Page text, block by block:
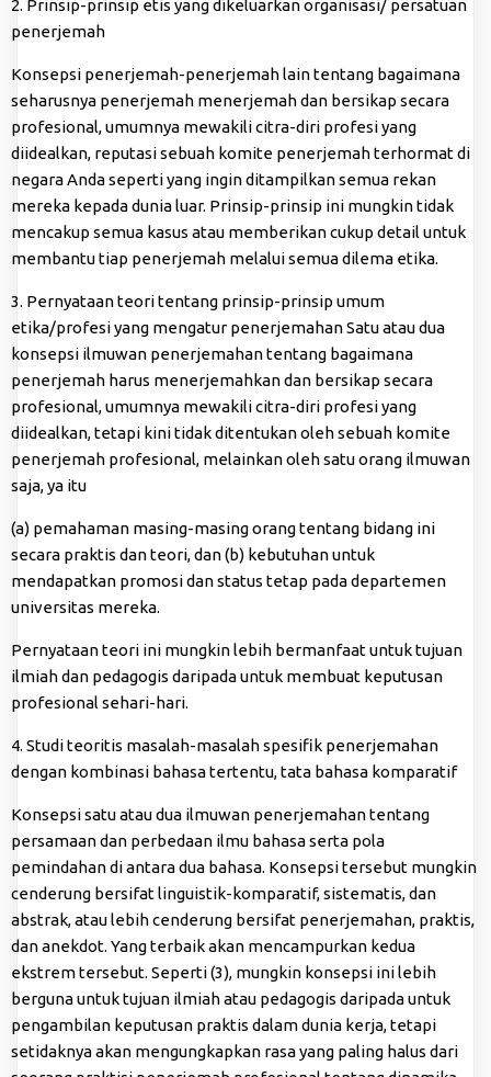
2. Prinsip-prinsip etis yang dikeluarkan organisasi/ persatuan
penerjemah
Konsepsi penerjemah-penerjemah lain tentang bagaimana
seharusnya penerjemah menerjemah dan bersikap secara
profesional, umumnya mewakili citra-diri profesi yang
diidealkan, reputasi sebuah komite penerjemah terhormat di
negara Anda seperti yang ingin ditampilkan semua rekan
mereka kepada dunia luar. Prinsip-prinsip ini mungkin tidak
mencakup semua kasus atau memberikan cukup detail untuk
membantu tiap penerjemah melalui semua dilema etika.
3. Pernyataan teori tentang prinsip-prinsip umum
etika/profesi yang mengatur penerjemahan Satu atau dua
konsepsi ilmuwan penerjemahan tentang bagaimana
penerjemah harus menerjemahkan dan bersikap secara
profesional, umumnya mewakili citra-diri profesi yang
diidealkan, tetapi kini tidak ditentukan oleh sebuah komite
penerjemah profesional, melainkan oleh satu orang ilmuwan
saja, ya itu
(a) pemahaman masing-masing orang tentang bidang ini
secara praktis dan teori, dan (b) kebutuhan untuk
mendapatkan promosi dan status tetap pada departemen
universitas mereka.
Pernyataan teori ini mungkin lebih bermanfaat untuk tujuan
ilmiah dan pedagogis daripada untuk membuat keputusan
profesional sehari-hari.
4. Studi teoritis masalah-masalah spesifik penerjemahan
dengan kombinasi bahasa tertentu, tata bahasa komparatif
Konsepsi satu atau dua ilmuwan penerjemahan tentang
persamaan dan perbedaan ilmu bahasa serta pola
pemindahan di antara dua bahasa. Konsepsi tersebut mungkin
cenderung bersifat linguistik-komparatif, sistematis, dan
abstrak, atau lebih cenderung bersifat penerjemahan, praktis,
dan anekdot. Yang terbaik akan mencampurkan kedua
ekstrem tersebut. Seperti (3), mungkin konsepsi ini lebih
berguna untuk tujuan ilmiah atau pedagogis daripada untuk
pengambilan keputusan praktis dalam dunia kerja, tetapi
setidaknya akan mengungkapkan rasa yang paling halus dari